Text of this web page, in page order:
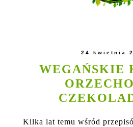
24 kwietnia
WEGAŃSKIE
Kilka lat temu wśród